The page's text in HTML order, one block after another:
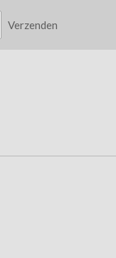
Verzenden